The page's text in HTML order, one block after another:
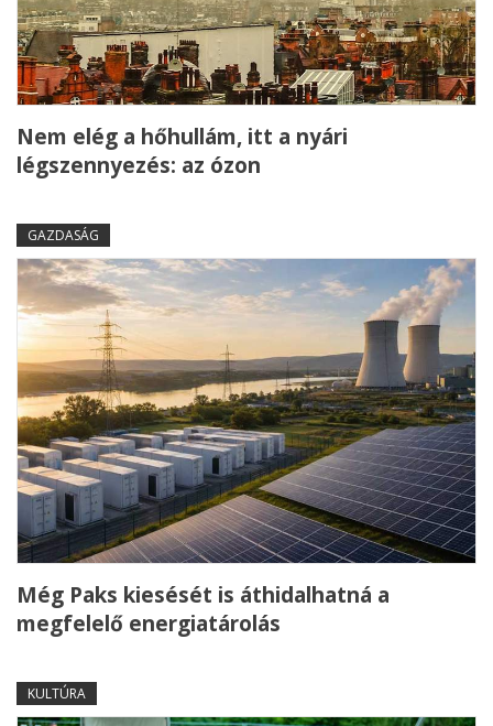
Nem elég a hőhullám, itt a nyári
légszennyezés: az ózon
GAZDASÁG
Még Paks kiesését is áthidalhatná a
megfelelő energiatárolás
KULTÚRA